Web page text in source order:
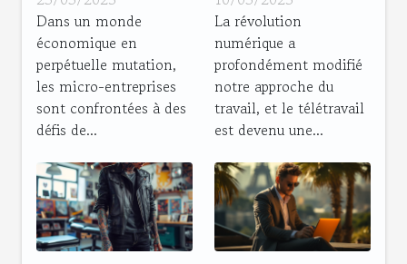
rentabilité
d'une micro-
entreprise en
2023
Dans un monde
économique en
perpétuelle mutation,
les micro-entreprises
sont confrontées à des
défis de...
dans le droit du
travail
La révolution
numérique a
profondément modifié
notre approche du
travail, et le télétravail
est devenu une...